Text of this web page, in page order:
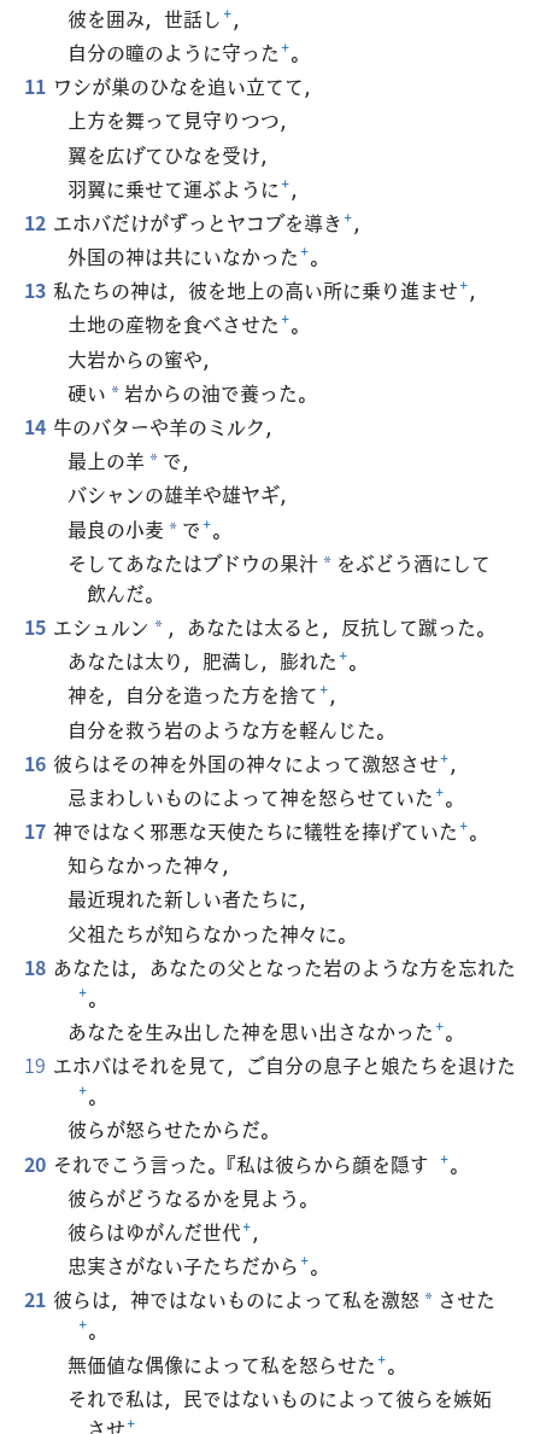
彼を囲み，世話し+，
自分の瞳のように守った+。
11 ワシが巣のひなを追い立てて，
上方を舞って見守りつつ，
翼を広げてひなを受け，
羽翼に乗せて運ぶように+，
12 エホバだけがずっとヤコブを導き+，
外国の神は共にいなかった+。
13 私たちの神は，彼を地上の高い所に乗り進ませ+，
土地の産物を食べさせた+。
大岩からの蜜や，
硬い * 岩からの油で養った。
14 牛のバターや羊のミルク，
最上の羊 * で，
バシャンの雄羊や雄ヤギ，
最良の小麦 * で+。
そしてあなたはブドウの果汁 * をぶどう酒にして
飲んだ。
15 エシュルン * ，あなたは太ると，反抗して蹴った。
あなたは太り，肥満し，膨れた+。
神を，自分を造った方を捨て+，
自分を救う岩のような方を軽んじた。
16 彼らはその神を外国の神々によって激怒させ+，
忌まわしいものによって神を怒らせていた+。
17 神ではなく邪悪な天使たちに犠牲を捧げていた+。
知らなかった神々，
最近現れた新しい者たちに，
父祖たちが知らなかった神々に。
18 あなたは，あなたの父となった岩のような方を忘れた
+。
あなたを生み出した神を思い出さなかった+。
19 エホバはそれを見て，ご自分の息子と娘たちを退けた
+。
彼らが怒らせたからだ。
20 それでこう言った。『私は彼らから顔を隠す +。
彼らがどうなるかを見よう。
彼らはゆがんだ世代+，
忠実さがない子たちだから+。
21 彼らは，神ではないものによって私を激怒 * させた
+。
無価値な偶像によって私を怒らせた+。
それで私は，民ではないものによって彼らを嫉妬
させ+